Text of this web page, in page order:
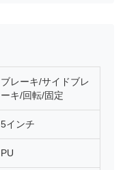
ブレーキ/サイドブレ
ーキ/回転/固定
5インチ
PU